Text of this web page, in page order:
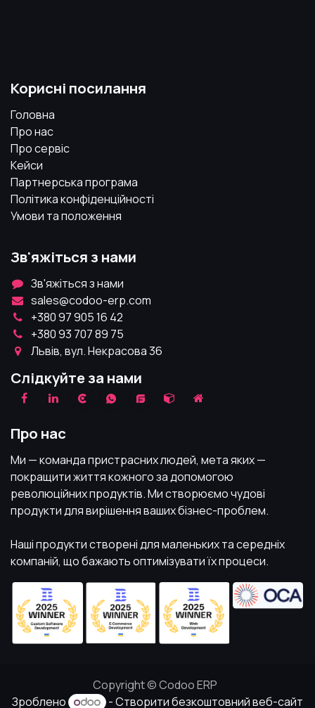
Корисні посилання
Головна
Про нас
Про сервіс
Кейси
Партнерська програма
Політика конфіденційності
Умови та положення
Зв'яжіться з нами
Зв'яжіться з нами
sales@codoo-erp.com
+380 97 905 16 42
+380 93 707 89 75
Львів, вул. Некрасова 36
Слідкуйте за нами
Про нас
Ми — команда пристрасних людей, мета яких —
покращити життя кожного за допомогою
революційних продуктів. Ми створюємо чудові
продукти для вирішення ваших бізнес-проблем.
Наші продукти створені для маленьких та середніх
компаній, що бажають оптимізувати їх процеси.
Copyright © Codoo ERP
Зроблено
- Створитибезкоштовний веб-сайт